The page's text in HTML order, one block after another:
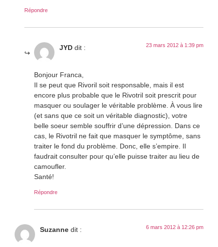
Répondre
JYD dit : 23 mars 2012 à 1:39 pm
Bonjour Franca,
Il se peut que Rivoril soit responsable, mais il est
encore plus probable que le Rivotril soit prescrit pour
masquer ou soulager le véritable problème. À vous lire
(et sans que ce soit un véritable diagnostic), votre
belle soeur semble souffrir d’une dépression. Dans ce
cas, le Rivotril ne fait que masquer le symptôme, sans
traiter le fond du problème. Donc, elle s’empire. Il
faudrait consulter pour qu’elle puisse traiter au lieu de
camoufler.
Santé!
Répondre
Suzanne dit : 6 mars 2012 à 12:26 pm